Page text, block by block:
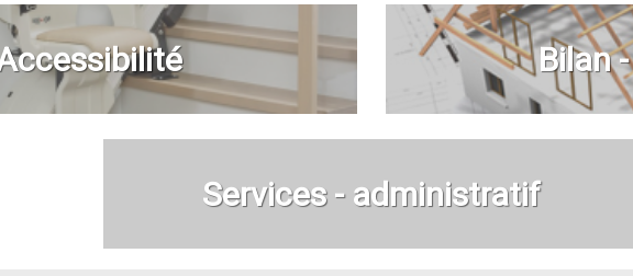
Bilan
Services - administratif